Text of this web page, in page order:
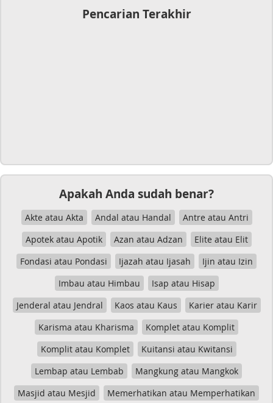
Pencarian Terakhir
Apakah Anda sudah benar?
Akte atau Akta Andal atau Handal
Antre atau Antri
Apotek atau Apotik
Azan atau Adzan
Elite atau Elit
Fondasi atau Pondasi
Ijazah atau Ijasah
Ijin atau Izin
Imbau atau Himbau
Isap atau Hisap
Jenderal atau Jendral
Kaos atau Kaus
Karier atau Karir
Karisma atau Kharisma
Komplet atau Komplit
Komplit atau Komplet
Kuitansi atau Kwitansi
Lembap atau Lembab
Mangkung atau Mangkok
Masjid atau Mesjid
Memerhatikan atau Memperhatikan